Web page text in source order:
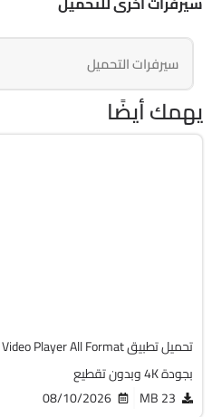
سيرفرات التحميل
يهمك أيضًا
بجودة 4K وبدون تقطيع
23 MB
08/10/2026